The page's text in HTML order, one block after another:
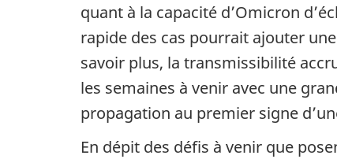
quant à la capacité d’Omicron
rapide des cas pourrait ajouter
savoir plus, la transmissibilité
les semaines à venir avec une
propagation au premier signe
En dépit des défis à venir que